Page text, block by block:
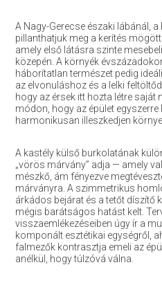
A Nagy-Gerecse északi lábánál,
pillanthatjuk meg a kerítés
amely első látásra szinte
közepén. A környék
háborítatlan természet pedig
az elvonuláshoz és a lelki
hogy az érsek itt hozta létre saját
módon, hogy az épület egyszerre
harmonikusan illeszkedjen
A kastély külső burkolatának
„vörös márvány” adja — amely
mészkő, ám fényezve
márványra. A szimmetrikus
árkádos bejárat és a tetőt díszítő
mégis barátságos hatást kelt.
visszaemlékezéseiben úgy ír a
komponált esztétikai egységről,
falmezők kontrasztja emeli az
anélkül, hogy túlzóvá válna.